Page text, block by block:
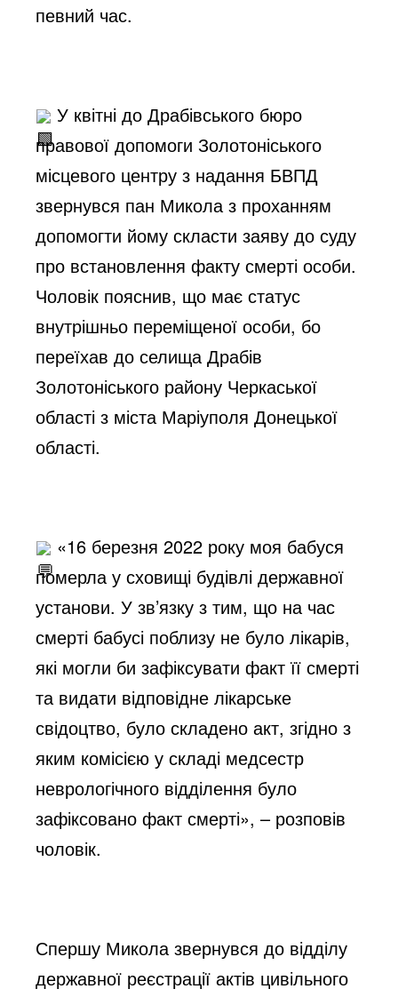
певний час.
У квітні до Драбівського бюро
правової допомоги Золотоніського
місцевого центру з надання БВПД
звернувся пан Микола з проханням
допомогти йому скласти заяву до суду
про встановлення факту смерті особи.
Чоловік пояснив, що має статус
внутрішньо переміщеної особи, бо
переїхав до селища Драбів
Золотоніського району Черкаської
області з міста Маріуполя Донецької
області.
«16 березня 2022 року моя бабуся
померла у сховищі будівлі державної
установи. У зв’язку з тим, що на час
смерті бабусі поблизу не було лікарів,
які могли би зафіксувати факт її смерті
та видати відповідне лікарське
свідоцтво, було складено акт, згідно з
яким комісією у складі медсестр
неврологічного відділення було
зафіксовано факт смерті», – розповів
чоловік.
Спершу Микола звернувся до відділу
державної реєстрації актів цивільного